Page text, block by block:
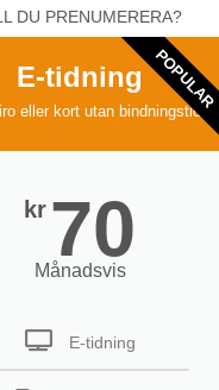
DU PRENUMERERA?
E-tidning
eller kort utan bindningstid
kr 70
Månadsvis
E-tidning
POPULAR